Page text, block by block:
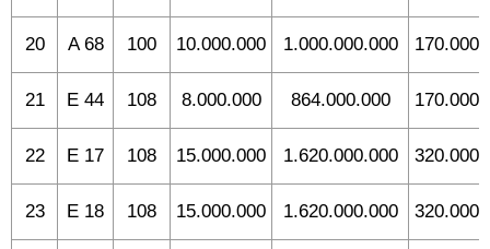
20 A 68 100 10.000.000 1.000.000.000
21 E 44 108 8.000.000 864.000.000
22 E 17 108 15.000.000 1.620.000.000
23 E 18 108 15.000.000 1.620.000.000